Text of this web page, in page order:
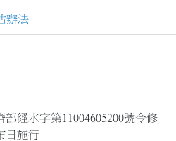
辦法
部經水字第11004605200號令修
日施行